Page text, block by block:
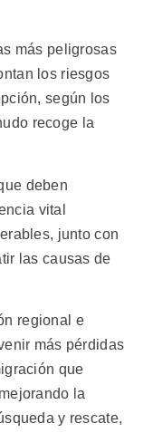
más peligrosas
los riesgos
según los
recoge la
deben
vital
junto con
las causas de
regional e
más pérdidas
que
la
y rescate,